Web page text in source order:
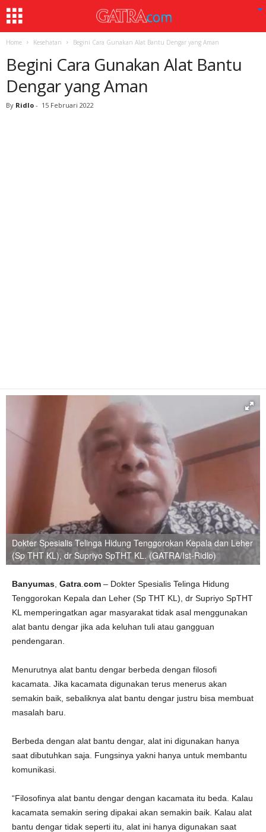
Home Kesehatan Begini Cara Gunakan Alat Bantu Dengar yang Aman
Begini Cara Gunakan Alat Bantu
Dengar yang Aman
By Ridlo - 15 Februari 2022
Dokter Spesialis Telinga Hidung Tenggorokan Kepala dan Leher
(Sp THT KL), dr Supriyo SpTHT KL. (GATRA/Ist-Ridlo)
Banyumas Gatra com – Dokter Spesialis Telinga Hidung
Tenggorokan Kepala dan Leher (Sp THT KL), dr Supriyo SpTHT
KL memperingatkan agar masyarakat tidak asal menggunakan
alat bantu dengar jika ada keluhan tuli atau gangguan
pendengaran.
Menurutnya alat bantu dengar berbeda dengan filosofi
kacamata. Jika kacamata digunakan terus menerus akan
semakin baik, sebaliknya alat bantu dengar justru bisa membuat
masalah baru.
Berbeda dengan alat bantu dengar, alat ini digunakan hanya
saat dibutuhkan saja. Fungsinya yakni hanya untuk membantu
komunikasi.
“Filosofinya alat bantu dengar dengan kacamata itu beda. Kalau
kacamata semakin sering dipakai akan semakin baik. Kalau alat
bantu dengar tidak seperti itu, alat ini hanya digunakan saat